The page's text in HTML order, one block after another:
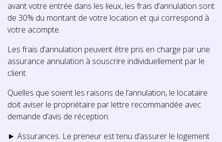
avant votre entrée dans les lieux, les frais d’annulation sont
de 30% du montant de votre location et qui correspond à
votre acompte.
Les frais d’annulation peuvent être pris en charge par une
assurance annulation à souscrire individuellement par le
client.
Quelles que soient les raisons de l’annulation, le locataire
doit aviser le propriétaire par lettre recommandée avec
demande d’avis de réception.
► Assurances. Le preneur est tenu d’assurer le logement